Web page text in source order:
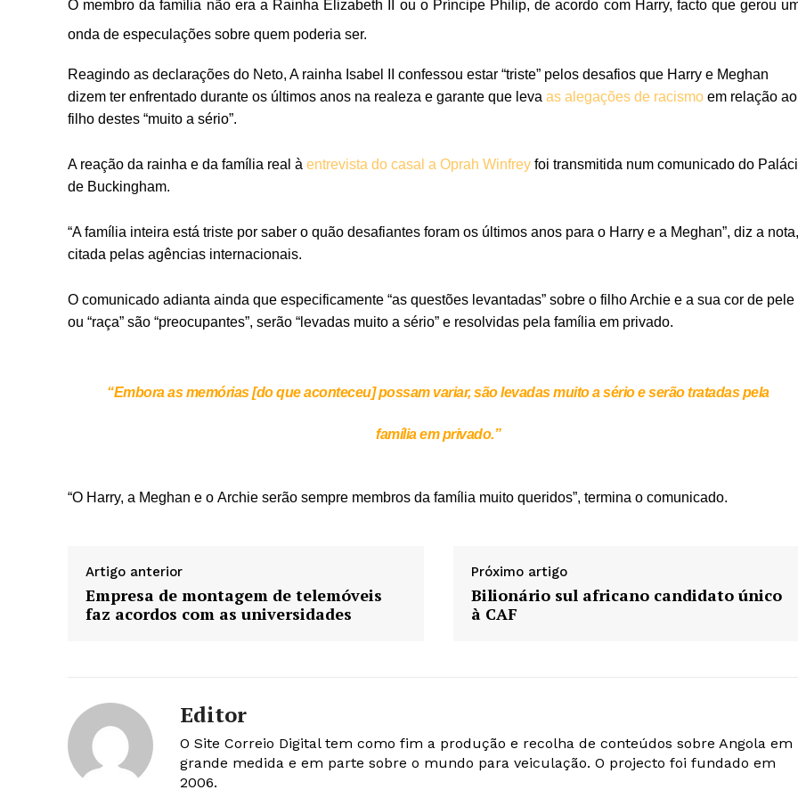
O membro da família não era a Rainha Elizabeth II ou o Príncipe Philip, de acordo com Harry, facto que gerou
onda de especulações sobre quem poderia ser.
Reagindo as declarações do Neto, A rainha Isabel II confessou estar “triste” pelos desafios que Harry e Meghan
dizem ter enfrentado durante os últimos anos na realeza e garante que leva as alegações de racismo em relação ao
filho destes “muito a sério”.
A reação da rainha e da família real à entrevista do casal a Oprah Winfrey foi transmitida num comunicado do
de Buckingham.
“A família inteira está triste por saber o quão desafiantes foram os últimos anos para o Harry e a Meghan”, diz a nota,
citada pelas agências internacionais.
O comunicado adianta ainda que especificamente “as questões levantadas” sobre o filho Archie e a sua cor de pele
ou “raça” são “preocupantes”, serão “levadas muito a sério” e resolvidas pela família em privado.
“Embora as memórias [do que aconteceu] possam variar, são levadas muito a sério e serão tratadas pela
família em privado.”
“O Harry, a Meghan e o Archie serão sempre membros da família muito queridos”, termina o comunicado.
Artigo anterior
Empresa de montagem de telemóveis
faz acordos com as universidades
Próximo artigo
Bilionário sul africano candidato único
à CAF
Editor
O Site Correio Digital tem como fim a produção e recolha de conteúdos sobre Angola em
grande medida e em parte sobre o mundo para veiculação. O projecto foi fundado em
2006.